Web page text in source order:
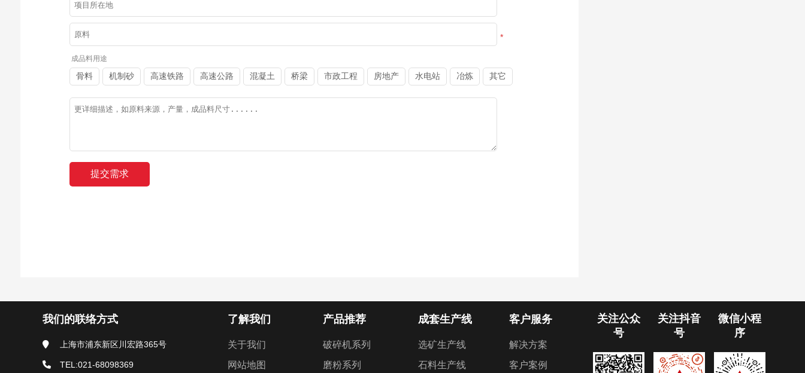
*
成品料用途
骨料 机制砂 高速铁路 高速公路 混凝土 桥梁 市政工程 房地产 水电站 冶炼 其它
我们的联络方式
上海市浦东新区川宏路365号
TEL:021-68098369
了解我们
关于我们
网站地图
产品推荐
破碎机系列
磨粉系列
成套生产线
选矿生产线
石料生产线
客户服务
解决方案
客户案例
关注公众
号
关注抖音
号
微信小程
序